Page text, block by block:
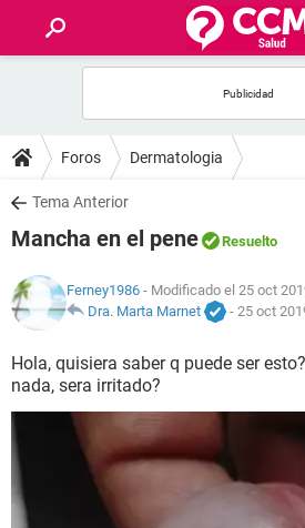
FOROS
SALUD
NUTRICIÓN
BIENESTAR
SEXUALIDAD
Foros Dermatologia
Tema Anterior
Mancha en el pene Resuelto
Ferney1986 - Modificado el 25 oct
Dra. Marta Marnet
- 25 oct
Hola, quisiera saber q puede ser
nada, sera irritado?